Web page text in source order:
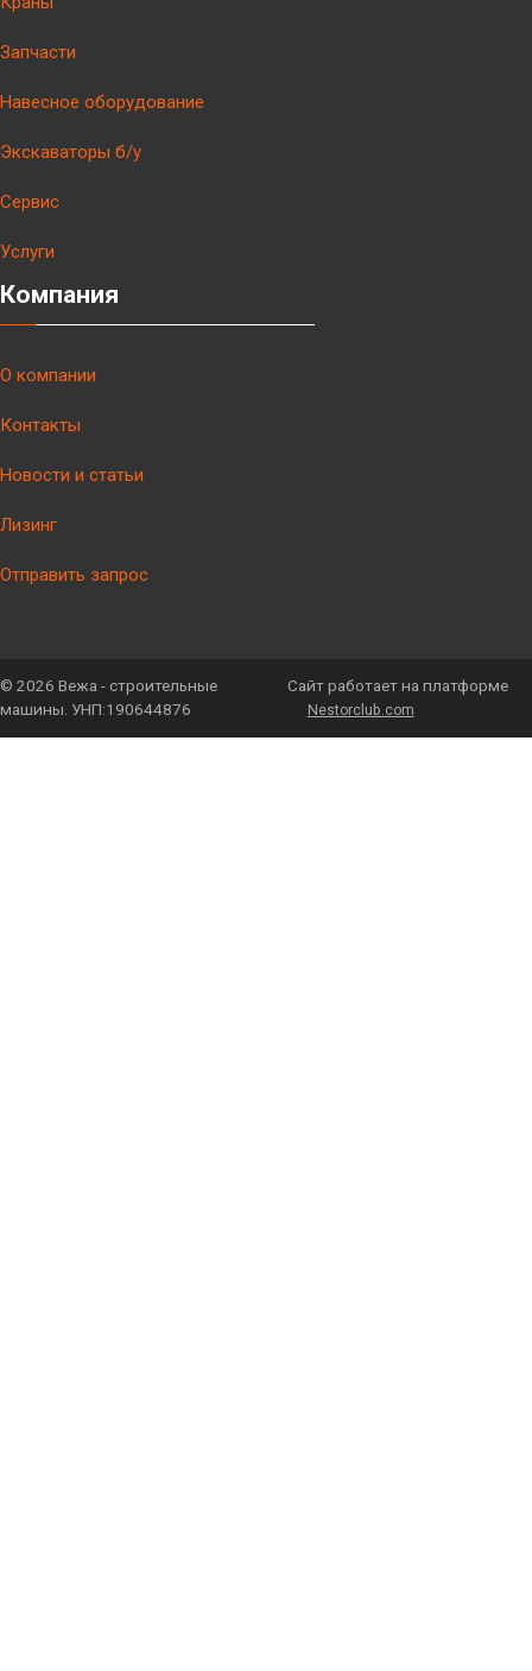
Запчасти
Навесное оборудование
Экскаваторы б/у
Сервис
Услуги
Компания
О компании
Контакты
Новости и статьи
Лизинг
Отправить запрос
© 2026 Вежа - строительные
машины. УНП:190644876
Сайт работает на платформе
Nestorclub.com